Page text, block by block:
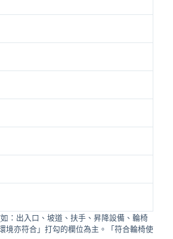
：出入口、坡道、扶手、昇降設備、輪椅
境亦符合」打勾的欄位為主。「符合輪椅使